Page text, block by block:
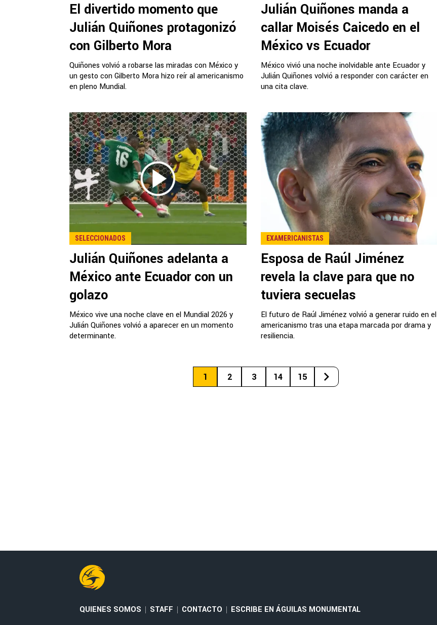
El divertido momento que
Julián Quiñones protagonizó
con Gilberto Mora
Quiñones volvió a robarse las miradas con México y
un gesto con Gilberto Mora hizo reír al americanismo
en pleno Mundial.
Julián Quiñones manda a
callar Moisés Caicedo en el
México vs Ecuador
México vivió una noche inolvidable ante Ecuador y
Julián Quiñones volvió a responder con carácter en
una cita clave.
SELECCIONADOS
Julián Quiñones adelanta a
México ante Ecuador con un
golazo
México vive una noche clave en el Mundial 2026 y
Julián Quiñones volvió a aparecer en un momento
determinante.
EXAMERICANISTAS
Esposa de Raúl Jiménez
revela la clave para que no
tuviera secuelas
El futuro de Raúl Jiménez volvió a generar ruido en el
americanismo tras una etapa marcada por drama y
resiliencia.
1 2 3 14 15
QUIENES SOMOS | STAFF | CONTACTO | ESCRIBE EN ÁGUILAS MONUMENTAL